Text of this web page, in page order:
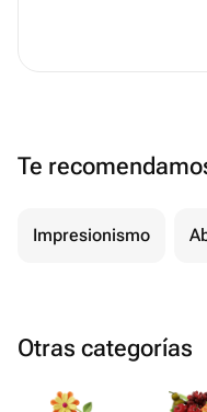
Te
Impresionismo
Otras categorías